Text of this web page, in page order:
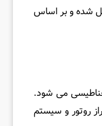
شده و بر اساس
می ‌شود.
روتور و سیستم